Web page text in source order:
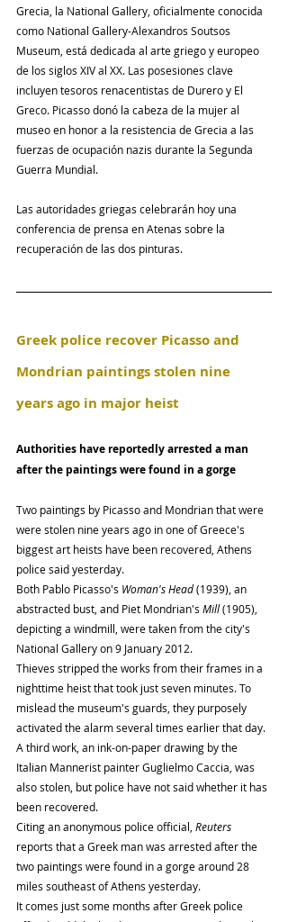
Grecia, la National Gallery, oficialmente conocida
como National Gallery-Alexandros Soutsos
Museum, está dedicada al arte griego y europeo
de los siglos XIV al XX. Las posesiones clave
incluyen tesoros renacentistas de Durero y El
Greco. Picasso donó la cabeza de la mujer al
museo en honor a la resistencia de Grecia a las
fuerzas de ocupación nazis durante la Segunda
Guerra Mundial.
Las autoridades griegas celebrarán hoy una
conferencia de prensa en Atenas sobre la
recuperación de las dos pinturas.
Greek police recover Picasso and
Mondrian paintings stolen nine
years ago in major heist
Authorities have reportedly arrested a man
after the paintings were found in a gorge
Two paintings by Picasso and Mondrian that were
were stolen nine years ago in one of Greece's
biggest art heists have been recovered, Athens
police said yesterday.
Both Pablo Picasso's Woman's Head (1939), an
abstracted bust, and Piet Mondrian's Mill (1905),
depicting a windmill, were taken from the city's
National Gallery on 9 January 2012.
Thieves stripped the works from their frames in a
nighttime heist that took just seven minutes. To
mislead the museum's guards, they purposely
activated the alarm several times earlier that day.
A third work, an ink-on-paper drawing by the
Italian Mannerist painter Guglielmo Caccia, was
also stolen, but police have not said whether it has
been recovered.
Citing an anonymous police official, Reuters
reports that a Greek man was arrested after the
two paintings were found in a gorge around 28
miles southeast of Athens yesterday.
It comes just some months after Greek police